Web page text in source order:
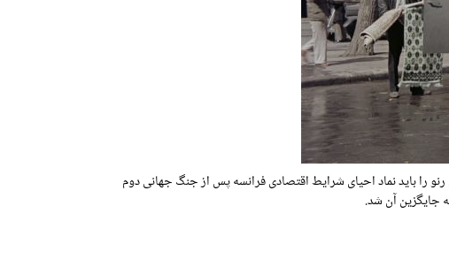
را باید نماد احیای شرایط اقتصادی فرانسه پس از جنگ جهانی دوم